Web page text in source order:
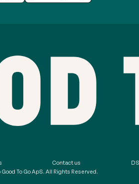
Contact us
To Go ApS. All Rights Reserved.